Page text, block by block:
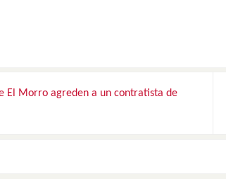
El Morro agreden a un contratista de